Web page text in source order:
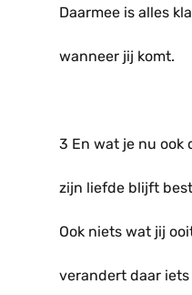
Daarmee is alles
wanneer jij komt.
3 En wat je nu ook
zijn liefde blijft
Ook niets wat jij
verandert daar iets